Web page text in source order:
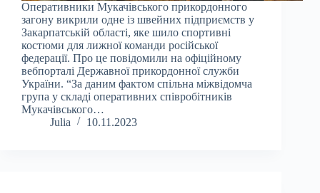
Оперативники Мукачівського прикордонного
загону викрили одне із швейних підприємств у
Закарпатській області, яке шило спортивні
костюми для лижної команди російської
федерації. Про це повідомили на офіційному
вебпорталі Державної прикордонної служби
України. “За даним фактом спільна міжвідомча
група у складі оперативних співробітників
Мукачівського…
Julia
10.11.2023